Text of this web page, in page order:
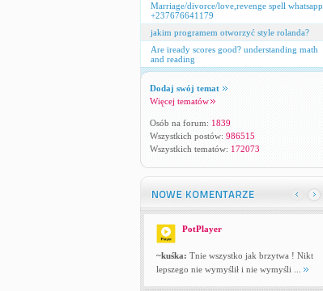
Marriage/divorce/love,revenge spell whatsapp
+237676641179
jakim programem otworzyć style rolanda?
Are iready scores good? understanding math
and reading
Dodaj swój temat
Więcej tematów
Osób na forum: 1839
Wszystkich postów: 986515
Wszystkich tematów: 172073
PotPlayer
~kuśka: Tnie wszystko jak brzytwa ! Nikt
lepszego nie wymyślił i nie wymyśli ...